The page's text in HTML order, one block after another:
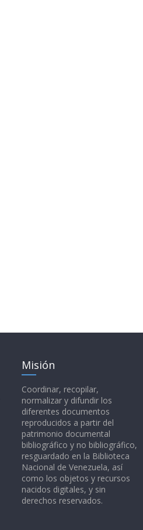
Misión
Coordinar, recopilar,
normalizar y difundir los
diferentes documentos
reproducidos a partir del
patrimonio documental
bibliográfico y no bibliográfico,
resguardado en la Biblioteca
Nacional de Venezuela, así
como los objetos y recursos
nacidos digitales, y sin
derechos reservados.